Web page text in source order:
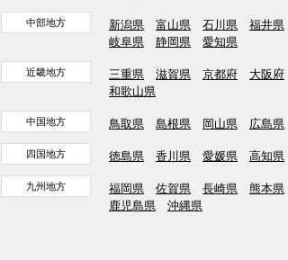
中部地方 新潟県 富山県 石川県 福井県
岐阜県
静岡県 愛知県
近畿地方 三重県 滋賀県 京都府 大阪府
和歌山県
中国地方 鳥取県 島根県 岡山県 広島県
四国地方 徳島県 香川県 愛媛県 高知県
九州地方 福岡県 佐賀県 長崎県 熊本県
鹿児島県
沖縄県